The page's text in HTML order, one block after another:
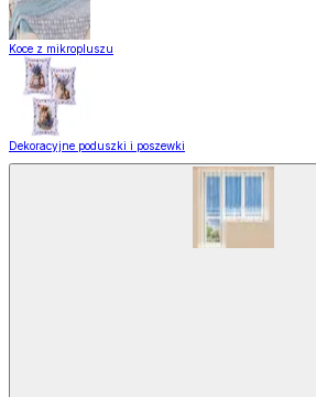
Koce z mikropluszu
Dekoracyjne poduszki i poszewki